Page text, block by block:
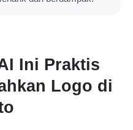
Ini Praktis
Logo di